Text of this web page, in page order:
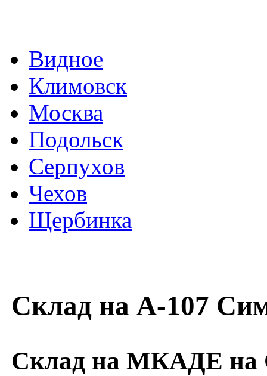
Видное
Климовск
Москва
Подольск
Серпухов
Чехов
Щербинка
Склад на А-107
Склад на МКАДЕ на